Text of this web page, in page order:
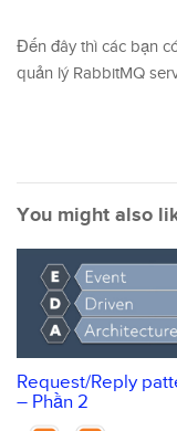
Đến đây thì các bạn
quản lý RabbitMQ
You might also
Request/Reply
– Phần 2